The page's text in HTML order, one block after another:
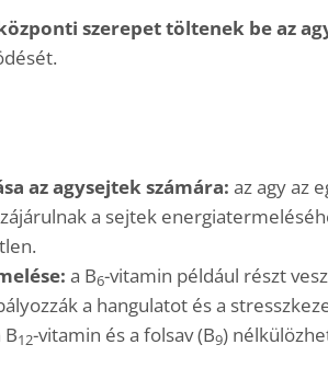
szerepet töltenek be az
az agysejtek számára: az agy az
a sejtek
a B6-vitamin például részt
a hangulatot és a
B12-vitamin és a folsav (B9)